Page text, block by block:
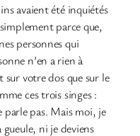
avaient été inquiétés
parce que,
personnes qui
n’en a rien à
sur votre dos que sur le
ces trois singes :
parle pas. Mais moi, je
ni je deviens